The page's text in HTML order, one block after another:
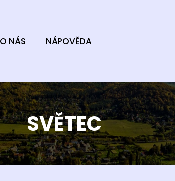
O NÁS NÁPOVĚDA
SVĚTEC